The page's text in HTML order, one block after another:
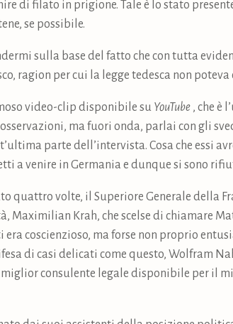
di filato in prigione. Tale è lo stato
se possibile.
sulla base del fatto che con tutta
ragion per cui la legge tedesca non poteva
video-clip disponibile su YouTube , che è
ma fuori onda, parlai con gli
parte dell’intervista. Cosa che essi
a venire in Germania e dunque si sono
quattro volte, il Superiore Generale della
Maximilian Krah, che scelse di chiamare
coscienzioso, ma forse non proprio
di casi delicati come questo, Wolfram
consulente legale disponibile per il